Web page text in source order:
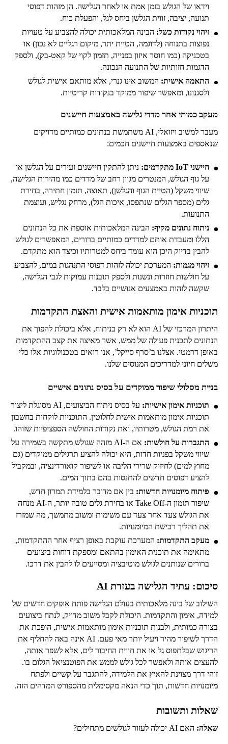
וידאו של הגולש בזמן אמת או לאחר הגלישה. הן מזהות דפוסי
תנועה, יציבה, זווית הגלשן ביחס לגל, והפעלת כוח.
זיהוי נקודות כשל: הבינה המלאכותית יכולה להצביע על טעויות
נפוצות בתנוחה (לדוגמה, הטיית יתר, מיקום רגליים לא נכון) או
בטכניקה (כמו חוסר איזון בפנייה, תזמון לקוי של קאט-בק), ולספק
הדגמות חזותיות של התנועה הנכונה.
התאמה אישית: המשוב אינו גנרי, אלא מותאם אישית לגולש
ולסגנונו, ומאפשר שיפור ממוקד בנקודות קריטיות.
מעקב כמותי אחר מדדי גלישה באמצעות חיישנים
מעבר למשוב ויזואלי, AI משתמשת בנתונים כמותיים מדויקים
שנאספים באמצעות חיישנים חכמים:
חיישני IoT מתקדמים:
ניתן להתקין חיישנים זעירים על הגלשן או
על גוף הגולש, המנטרים מגוון רחב של מדדים כמו מהירות הגלישה,
שיווי משקל (הטיית הגוף והגלשן), תאוצה, תזמון חתירה, בחירת
גלים (מספר הגלים שנתפסו, איכות הגל), מרחק נגליש, ועוצמת
התנועות.
ניתוח נתונים מקיף: הבינה המלאכותית אוספת את כל הנתונים
הללו ומעבדת אותם למדדים כמותיים ברורים, המאפשרים לגולש
להבין בדיוק היכן הוא עומד ביחס למטרותיו וכיצד הוא מתקדם.
זיהוי מגמות: המערכת יכולה לזהות דפוסי התנהגות במים, להצביע
על חולשות חוזרות ונשנות ולספק תובנות עמוקות לגבי הגלישה,
שקשה לזהות באמצעים אנושיים בלבד.
תוכניות אימון מותאמות אישית והאצת התקדמות
היתרון המרכזי של AI הוא לא רק בניתוח, אלא ביכולת להפוך את
הנתונים לתכנית פעולה של ממש, אשר מאיצה את קצב ההתקדמות
באופן דרמטי. אצלנו ב’סרף סייקל’, אנו רואים בטכנולוגיות אלו כלי
משלים חיוני למדריכים המנוסים שלנו.
בניית מסלולי שיפור ממוקדים על בסיס נתונים אישיים
תוכניות אימון אישיות:
על בסיס ניתוח הביצועים, AI מסוגלת ליצור
תוכניות אימון מותאמות אישית לחלוטין. התוכניות לוקחות בחשבון
את רמת הגולש, מטרותיו, ואת נקודות החולשה הספציפיות שזוהו.
התגברות על חולשות:
אם ה-AI מזהה שגולש מתקשה בשמירה על
שיווי משקל בפניות חדות, היא יכולה להציע תרגילים ממוקדים (גם
מחוץ למים) לחיזוק שרירי הליבה או לשיפור קואורדינציה, ובמקביל
להציע דפוסים חדשים להתנסות בהם בתוך המים.
פיתוח מיומנויות חדשות: בין אם מדובר בלמידת תמרון חדש,
שיפור תזמון ה-Take Off או בחירת גלים טובה יותר, ה-AI מנחה
את הגולש צעד אחר צעד עם משימות ומשוב מתמשך, מה שמזרז
את תהליך רכישת המיומנויות.
מעקב התקדמות: המערכת עוקבת באופן רציף אחר ההתקדמות,
מתאימה את תוכנית האימון בהתאם ומספקת דוחות ביצועים
ברורים שנותנים לגולש מוטיבציה ומסייעים לו להבין את דרכו.
סיכום: עתיד הגלישה בעזרת AI
השילוב של בינה מלאכותית בעולם הגלישה פותח אופקים חדשים של
למידה, אימון והתקדמות. היכולת לקבל משוב מדויק, לנתח ביצועים
בצורה כמותית, ולבנות תוכניות אימון מותאמות אישית, הופכת את
הדרך לשיפור מהיר ויעיל יותר מאי פעם. AI אינה באה להחליף את
הריגוש שבלתפוס גל או את חווית החיבור לים, אלא לשפר אותה,
להעצים אותה ולאפשר לכל גולש לממש את הפוטנציאל הגלום בו.
זוהי דרך מצוינת להאיץ את הלמידה, להתגבר על קשיים ולפתח
מיומנויות חדשות, תוך כדי הנאה מקסימלית מהספורט המדהים הזה.
שאלות ותשובות
שאלה: האם AI יכולה לעזור לגולשים מתחילים?